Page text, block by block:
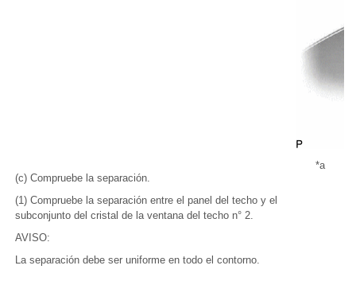
(c) Compruebe la separación.
(1) Compruebe la separación entre el panel del techo y el
subconjunto del cristal de la ventana del techo n° 2.
AVISO:
La separación debe ser uniforme en todo el contorno.
*a